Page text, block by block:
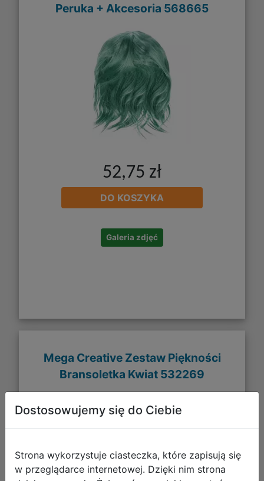
Peruka + Akcesoria 568665
52,75 zł
DO KOSZYKA
Galeria zdjęć
Mega Creative Zestaw Piękności
Bransoletka Kwiat 532269
Dostosowujemy się do Ciebie
Strona wykorzystuje ciasteczka, które zapisują się
w przeglądarce internetowej. Dzięki nim strona